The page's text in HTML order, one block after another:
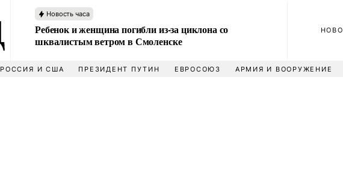
Новость часа
Ребенок и женщина погибли из-за циклона со
шквалистым ветром в Смоленске
РОССИЯ И США ПРЕЗИДЕНТ ПУТИН ЕВРОСОЮЗ АРМИЯ И ВООРУЖЕНИЕ